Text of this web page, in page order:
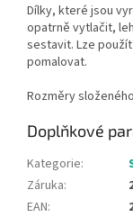
Dílky, které jsou
opatrně vytlačit,
sestavit. Lze
pomalovat.
Rozměry
Doplňkové
Kategorie:
Záruka:
EAN: